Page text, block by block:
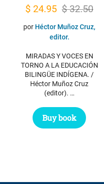
$32.50
Original
price
was:
$ 32.50.
$ 24.95 Current
price
is:
$ 24.95.
por Héctor Muñoz Cruz,
editor.
MIRADAS Y VOCES EN
TORNO A LA EDUCACIÓN
BILINGÜE INDÍGENA. /
Héctor Muñoz Cruz
(editor). …
Buy book